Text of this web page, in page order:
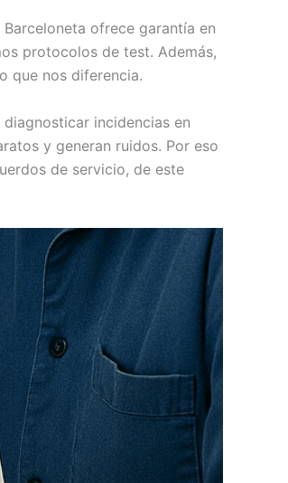
ofrece garantía en
protocolos de test. Además,
que nos diferencia.
incidencias en
y generan ruidos. Por eso
de servicio, de este